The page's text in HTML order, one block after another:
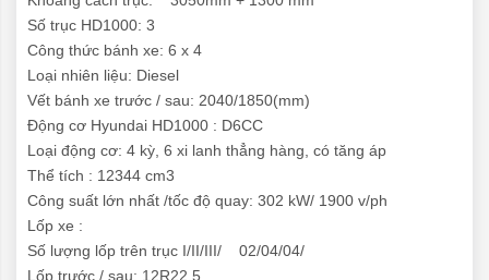
Số trục HD1000: 3
Công thức bánh xe: 6 x 4
Loại nhiên liệu: Diesel
Vết bánh xe trước / sau: 2040/1850(mm)
Động cơ Hyundai HD1000 : D6CC
Loại động cơ: 4 kỳ, 6 xi lanh thẳng hàng, có tăng áp
Thể tích : 12344 cm3
Công suất lớn nhất /tốc độ quay: 302 kW/ 1900 v/ph
Lốp xe :
Số lượng lốp trên trục I/II/III/ 02/04/04/
Lốp trước / sau: 12R22.5